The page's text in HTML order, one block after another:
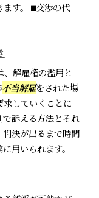
す。 ⬛︎交渉の代
、解雇権の濫用と
不当解雇をされた場
していくことに
訴える方法とそれ
決が出るまで時間
用いられます。